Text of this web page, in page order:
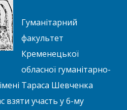
Гуманітарний
факультет
Кременецької
обласної гуманітарно-
імені Тараса Шевченка
взяти участь у 6-му